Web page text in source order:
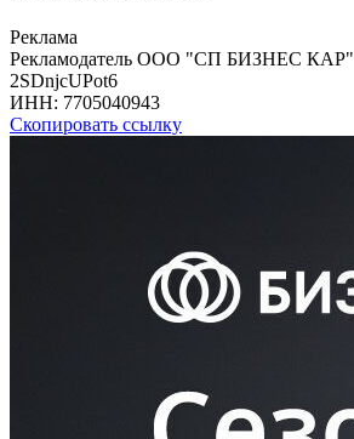
Реклама
Рекламодатель ООО "СП БИЗНЕС КАР"
2SDnjcUPot6
ИНН: 7705040943
Скопировать ссылку